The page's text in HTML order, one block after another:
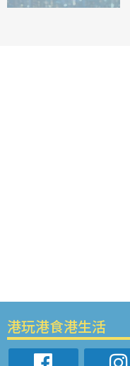
港玩港食港生活